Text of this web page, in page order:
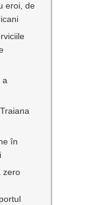
eroi, de
a
în
zero